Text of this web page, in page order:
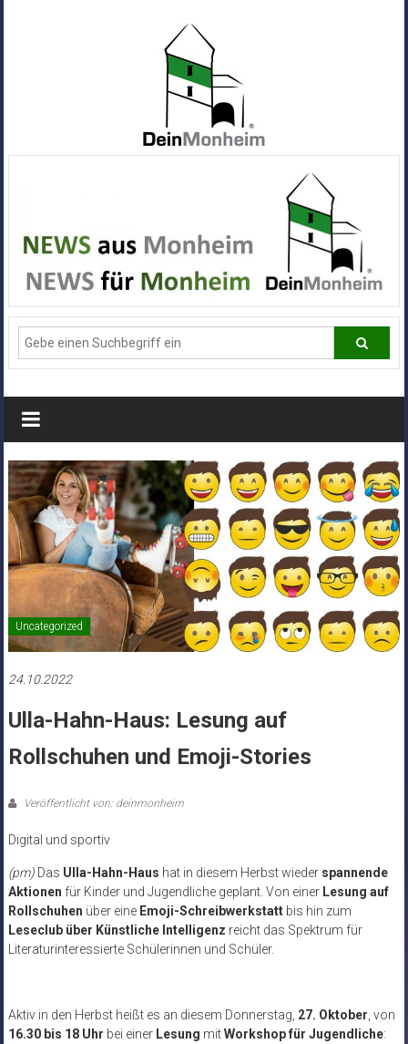
Alle
News
aus
Deiner
Stadt
Monheim
Uncategorized
24.10.2022
Ulla-Hahn-Haus: Lesung auf
Rollschuhen und Emoji-Stories
Veröffentlicht von: deinmonheim
Digital und sportiv
(pm)Das Ulla-Hahn-Haus hat in diesem Herbst wieder spannende
Aktionen für Kinder und Jugendliche geplant. Von einer Lesung auf
Rollschuhen über eine Emoji-Schreibwerkstattbis hin zum
Leseclub über Künstliche Intelligenz reicht das Spektrum für
Literaturinteressierte Schülerinnen und Schüler.
Aktiv in den Herbst heißt es an diesem Donnerstag, 27. Oktober , von
16.30 bis 18 Uhr bei einer Lesung mitWorkshop für Jugendliche: